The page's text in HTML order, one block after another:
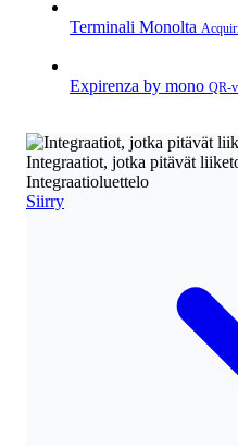
Terminali Monolta
Expirenza by mono
Integraatiot, jotka pitävät
Integraatioluettelo
Siirry